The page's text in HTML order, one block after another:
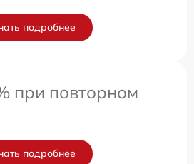
подробнее
при повторном
подробнее